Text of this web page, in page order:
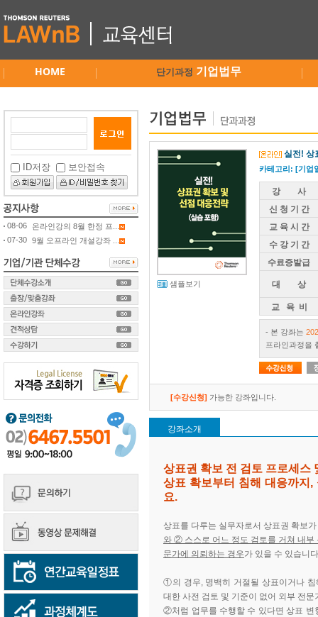
HOME 단기과정 기업법무
ID저장 보안접속
08-06
온라인강의 8월 한정 프...
07-30 9월 오프라인 개설강좌 ...
샘플보기
실전! 상
카테고리: [기업
강 사
신 청 기 간
교 육 시 간
수 강 기 간
수료증발급
대 상
교 육 비
- 본 강좌는
프라인과정을
[수강신청] 가능한 강좌입니다.
강좌소개
상표권 확보 전 검토 프로세스
상표 확보부터 침해 대응까지
요.
상표를 다루는 실무자로서 상표권 확보
와 ② 스스로 어느 정도 검토를 거쳐 내부
문가에 의뢰하는 경우가 있을 수 있습니
①의 경우, 명백히 거절될 상표이거나 침
대한 사전 검토 및 기준이 없어 외부 전
②처럼 업무를 수행할 수 있다면 상표 변